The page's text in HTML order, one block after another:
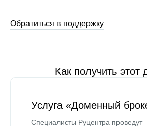
Обратиться в поддержку
Как получить этот
Услуга «Доменный
Специалисты Руцентра проведут